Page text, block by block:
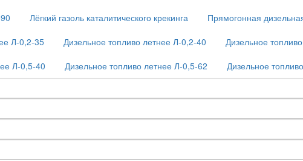
Лёгкий газоль каталитического крекинга Прямогонная
Л-0,2-35
Дизельное топливо летнее Л-0,2-40 Дизельное
Л-0,5-40
Дизельное топливо летнее Л-0,5-62 Дизельное